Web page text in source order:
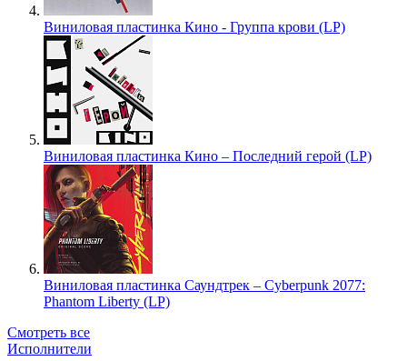
Виниловая пластинка Кино - Группа крови (LP)
Виниловая пластинка Кино – Последний герой (LP)
Виниловая пластинка Саундтрек – Cyberpunk 2077:
Phantom Liberty (LP)
Смотреть все
Исполнители